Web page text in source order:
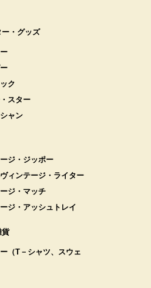
・グッズ
ク
スター
ャン
ジ・ジッポー
ィンテージ・ライター
ジ・マッチ
ジ・アッシュトレイ
貨
（T－シャツ、スウェ